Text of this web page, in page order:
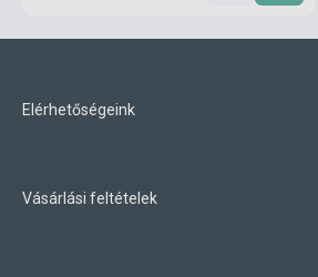
Elérhetőségeink
Vásárlási feltételek